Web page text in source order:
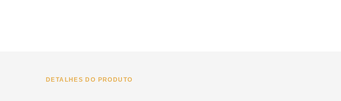
DETALHES DO PRODUTO